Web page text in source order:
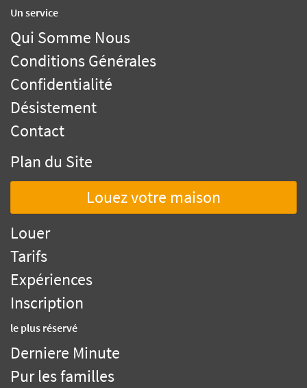
Un service
Qui Somme Nous
Conditions Générales
Confidentialité
Désistement
Contact
Plan du Site
Louez votre maison
Louer
Tarifs
Expériences
Inscription
le plus réservé
Derniere Minute
Pur les familles